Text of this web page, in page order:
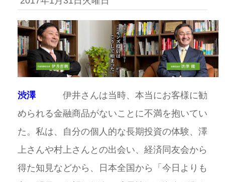
渋澤伊井さんは当時、本当にお客様に勧
められる金融商品がないことに不満を抱いてい
た。私は、自分の個人的な長期投資の体験、澤
上さんや村上さんとの出会い、経済同友会から
得た知見などから、日本全国から「今日よりも